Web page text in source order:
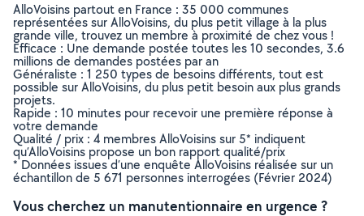
AlloVoisins partout en France : 35 000 communes
représentées sur AlloVoisins, du plus petit village à la plus
grande ville, trouvez un membre à proximité de chez vous !
Efficace : Une demande postée toutes les 10 secondes, 3.6
millions de demandes postées par an
Généraliste : 1 250 types de besoins différents, tout est
possible sur AlloVoisins, du plus petit besoin aux plus grands
projets.
Rapide : 10 minutes pour recevoir une première réponse à
votre demande
Qualité / prix : 4 membres AlloVoisins sur 5* indiquent
qu’AlloVoisins propose un bon rapport qualité/prix
* Données issues d’une enquête AlloVoisins réalisée sur un
échantillon de 5 671 personnes interrogées (Février 2024)
Vous cherchez un manutentionnaire en urgence ?